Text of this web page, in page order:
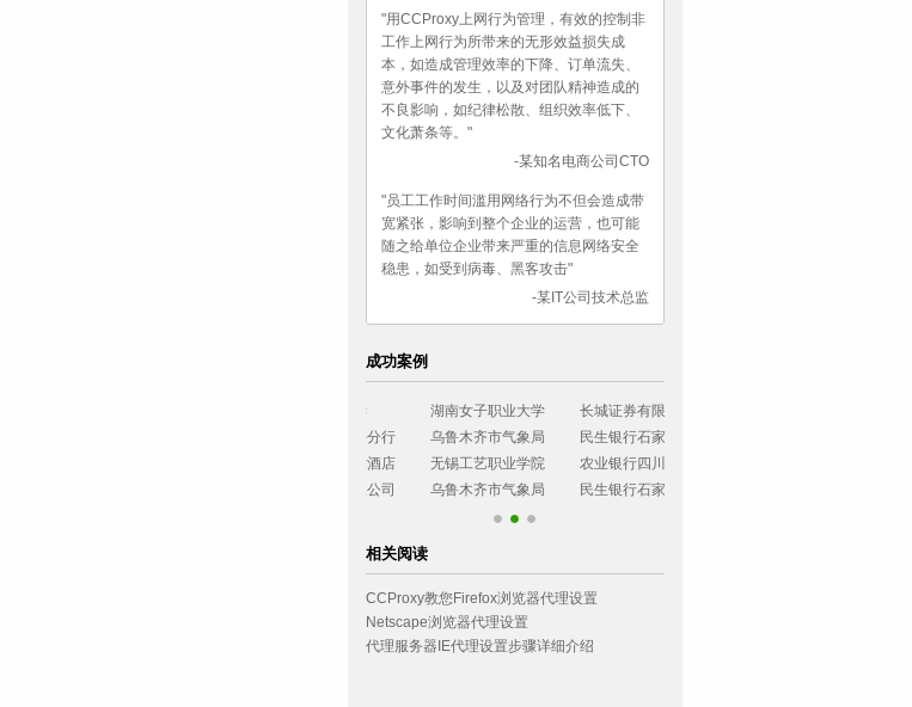
"用CCProxy上网行为管理，有效的控制非
工作上网行为所带来的无形效益损失成
本，如造成管理效率的下降、订单流失、
意外事件的发生，以及对团队精神造成的
不良影响，如纪律松散、组织效率低下、
文化萧条等。"
-某知名电商公司CTO
"员工工作时间滥用网络行为不但会造成带
宽紧张，影响到整个企业的运营，也可能
随之给单位企业带来严重的信息网络安全
稳患，如受到病毒、黑客攻击"
-某IT公司技术总监
成功案例
湖南女子职业大学
长城证券有限公司
乌鲁木齐市气象局
民生银行石家庄分行
无锡工艺职业学院
农业银行四川分行
乌鲁木齐市气象局
民生银行石家庄分行
相关阅读
CCProxy教您Firefox浏览器代理设置
Netscape浏览器代理设置
代理服务器IE代理设置步骤详细介绍